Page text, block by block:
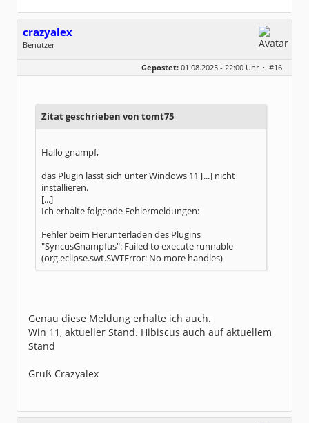
crazyalex
Benutzer
Dabei seit:
02 / 2013
Gepostet: 01.08.2025 - 22:00 Uhr · #16
Zitat geschrieben von tomt75
Hallo gnampf,
das Plugin lässt sich unter Windows 11 [...] nicht
installieren.
[...]
Ich erhalte folgende Fehlermeldungen:
Fehler beim Herunterladen des Plugins
"SyncusGnampfus": Failed to execute runnable
(org.eclipse.swt.SWTError: No more handles)
Genau diese Meldung erhalte ich auch.
Win 11, aktueller Stand. Hibiscus auch auf aktuellem
Stand
Gruß Crazyalex